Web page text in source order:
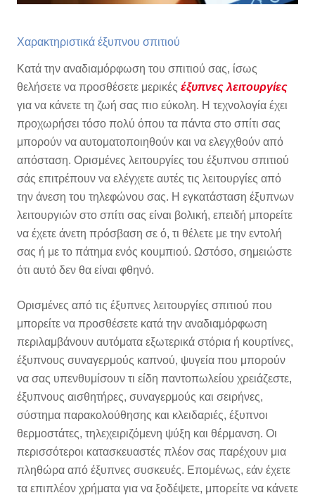
Χαρακτηριστικά έξυπνου σπιτιού
Κατά την αναδιαμόρφωση του σπιτιού σας, ίσως
θελήσετε να προσθέσετε μερικές έξυπνες λειτουργίες
για να κάνετε τη ζωή σας πιο εύκολη. Η τεχνολογία έχει
προχωρήσει τόσο πολύ όπου τα πάντα στο σπίτι σας
μπορούν να αυτοματοποιηθούν και να ελεγχθούν από
απόσταση. Ορισμένες λειτουργίες του έξυπνου σπιτιού
σάς επιτρέπουν να ελέγχετε αυτές τις λειτουργίες από
την άνεση του τηλεφώνου σας. Η εγκατάσταση έξυπνων
λειτουργιών στο σπίτι σας είναι βολική, επειδή μπορείτε
να έχετε άνετη πρόσβαση σε ό, τι θέλετε με την εντολή
σας ή με το πάτημα ενός κουμπιού. Ωστόσο, σημειώστε
ότι αυτό δεν θα είναι φθηνό.
Ορισμένες από τις έξυπνες λειτουργίες σπιτιού που
μπορείτε να προσθέσετε κατά την αναδιαμόρφωση
περιλαμβάνουν αυτόματα εξωτερικά στόρια ή κουρτίνες,
έξυπνους συναγερμούς καπνού, ψυγεία που μπορούν
να σας υπενθυμίσουν τι είδη παντοπωλείου χρειάζεστε,
έξυπνους αισθητήρες, συναγερμούς και σειρήνες,
σύστημα παρακολούθησης και κλειδαριές, έξυπνοι
θερμοστάτες, τηλεχειριζόμενη ψύξη και θέρμανση. Οι
περισσότεροι κατασκευαστές πλέον σας παρέχουν μια
πληθώρα από έξυπνες συσκευές. Επομένως, εάν έχετε
τα επιπλέον χρήματα για να ξοδέψετε, μπορείτε να κάνετε